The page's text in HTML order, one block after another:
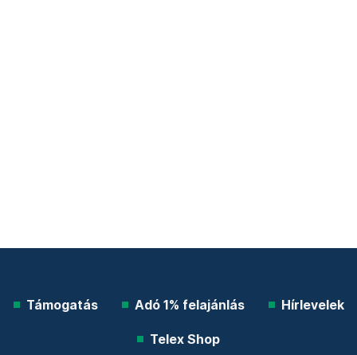
Támogatás Adó 1% felajánlás Hírlevelek
Telex Shop